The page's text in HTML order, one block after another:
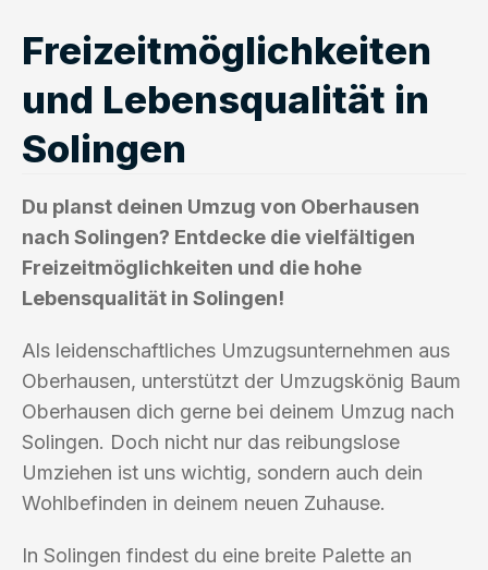
Freizeitmöglichkeiten
und Lebensqualität in
Solingen
Du planst deinen Umzug von Oberhausen
nach Solingen? Entdecke die vielfältigen
Freizeitmöglichkeiten und die hohe
Lebensqualität in Solingen!
Als leidenschaftliches Umzugsunternehmen aus
Oberhausen, unterstützt der Umzugskönig Baum
Oberhausen dich gerne bei deinem Umzug nach
Solingen. Doch nicht nur das reibungslose
Umziehen ist uns wichtig, sondern auch dein
Wohlbefinden in deinem neuen Zuhause.
In Solingen findest du eine breite Palette an